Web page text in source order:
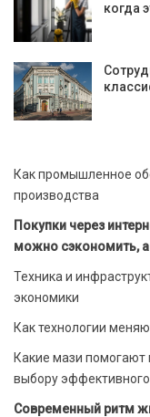
когда
Как промышленное
производства
Покупки через
можно сэкономить,
Техника и
экономики
Как технологии
Какие мази помогают
выбору
Современный ритм